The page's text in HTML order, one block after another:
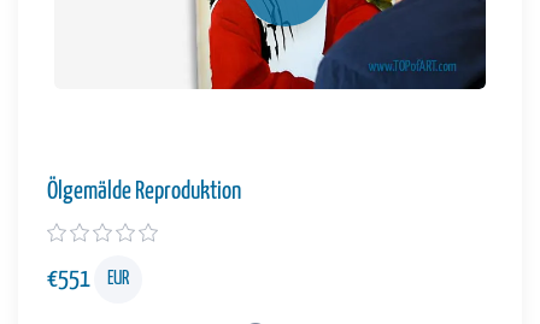
Ölgemälde Reproduktion
€551 EUR